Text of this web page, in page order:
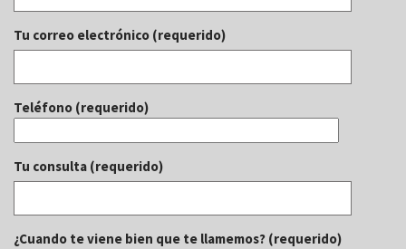
Tu correo electrónico (requerido)
Teléfono (requerido)
Tu consulta (requerido)
¿Cuando te viene bien que te llamemos? (requerido)